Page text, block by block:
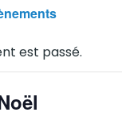
est passé.